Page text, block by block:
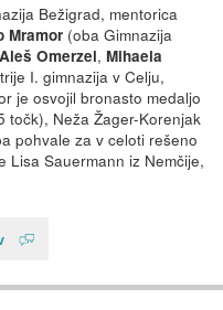
Bežigrad, mentorica
Mramor(oba Gimnazija
Aleš Omerzel, Mihaela
I. gimnazija v Celju,
je osvojil bronasto medaljo
točk), Neža Žager-Korenjak
pohvale za v celoti rešeno
Lisa Sauermann iz Nemčije,